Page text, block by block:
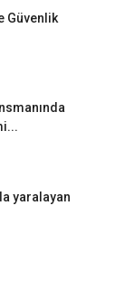
Güvenlik
yaralayan